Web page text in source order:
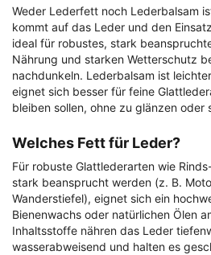
Weder Lederfett noch Lederbalsam
kommt auf das Leder und den
ideal für robustes, stark
Nährung und starken Wetterschutz
nachdunkeln. Lederbalsam ist
eignet sich besser für feine
bleiben sollen, ohne zu glänzen oder
Welches Fett für Leder?
Für robuste Glattlederarten wie
stark beansprucht werden (z. B.
Wanderstiefel), eignet sich ein
Bienenwachs oder natürlichen Ölen
Inhaltsstoffe nähren das Leder
wasserabweisend und halten es